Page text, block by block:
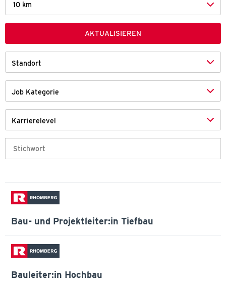
10 km
AKTUALISIEREN
Standort
Job Kategorie
Karrierelevel
Bau- und Projektleiter:in Tiefbau
Bauleiter:in Hochbau